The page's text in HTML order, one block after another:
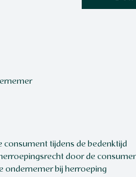
consument tijdens de bedenktijd
door de
ondernemer bij herroeping